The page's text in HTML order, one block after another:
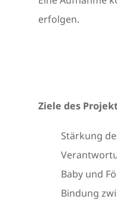
erfolgen.
Ziele des
Stärkung
Baby und
Bindung